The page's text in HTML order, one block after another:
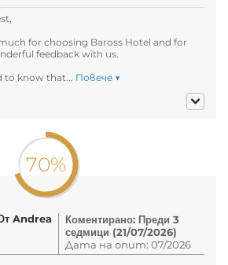
for choosing Baross Hotel and for
feedback with us.
to know that... Повече ▼
70%
Andrea
Коментирано: Преди 3
седмици (21/07/2026)
Дата на опит: 07/2026